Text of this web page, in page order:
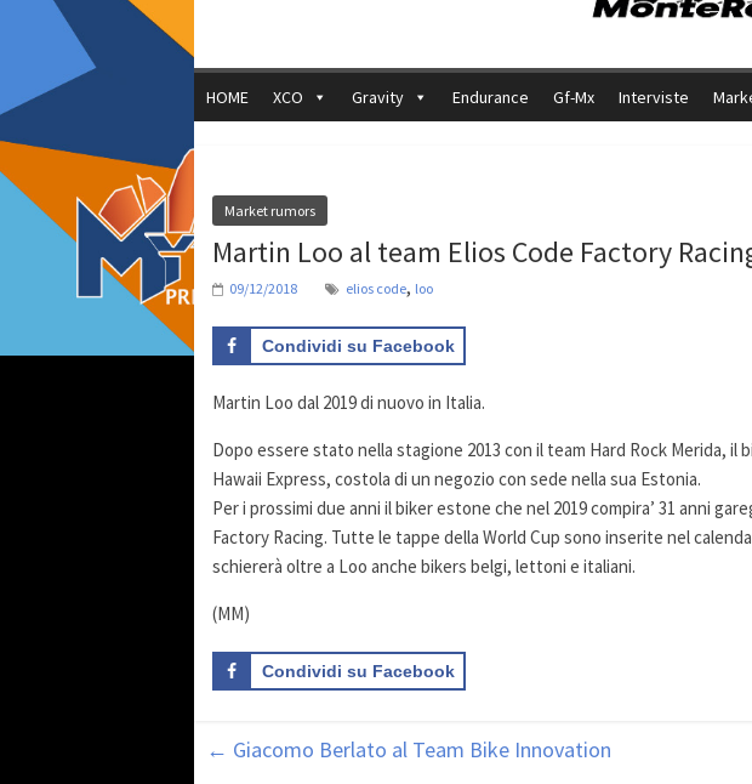
HOME XCO Gravity Endurance Gf-Mx Interviste
Market rumors
Martin Loo al team Elios Code Factory
09/12/2018 elios code, loo
Condividi su Facebook
Martin Loo dal 2019 di nuovo in Italia.
Dopo essere stato nella stagione 2013 con il team Hard Rock Merida, il
Hawaii Express, costola di un negozio con sede nella sua Estonia.
Per i prossimi due anni il biker estone che nel 2019 compira’ 31 anni
Factory Racing. Tutte le tappe della World Cup sono inserite nel
schiererà oltre a Loo anche bikers belgi, lettoni e italiani.
(MM)
Condividi su Facebook
← Giacomo Berlato al Team Bike Innovation